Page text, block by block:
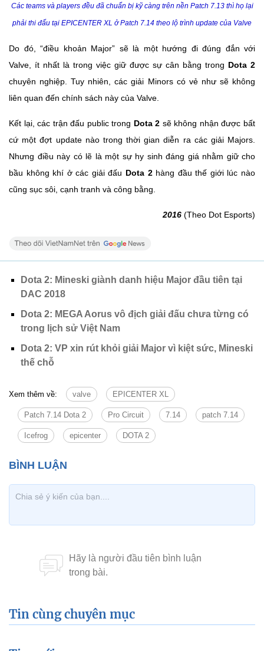
Các teams và players đều đã chuẩn bị kỹ càng trên nền Patch 7.13 thì họ lại
phải thi đấu tại EPICENTER XL ở Patch 7.14 theo lộ trình update của Valve
Do đó, “điều khoản Major” sẽ là một hướng đi đúng đắn với
Valve, ít nhất là trong việc giữ được sự cân bằng trong Dota 2
chuyên nghiệp. Tuy nhiên, các giải Minors có vẻ như sẽ không
liên quan đến chính sách này của Valve.
Kết lại, các trận đấu public trong Dota 2 sẽ không nhận được bất
cứ một đợt update nào trong thời gian diễn ra các giải Majors.
Nhưng điều này có lẽ là một sự hy sinh đáng giá nhằm giữ cho
bầu không khí ở các giải đấu Dota 2hàng đầu thế giới lúc nào
cũng sục sôi, cạnh tranh và công bằng.
2016 (Theo Dot Esports)
Dota 2: Mineski giành danh hiệu Major đầu tiên tại
DAC 2018
Dota 2: MEGA Aorus vô địch giải đấu chưa từng có
trong lịch sử Việt Nam
Dota 2: VP xin rút khỏi giải Major vì kiệt sức, Mineski
thế chỗ
Xem thêm về: valve EPICENTER XL
Patch 7.14 Dota 2 Pro Circuit 7.14 patch 7.14
Icefrog epicenter DOTA 2
Tin cùng chuyên mục